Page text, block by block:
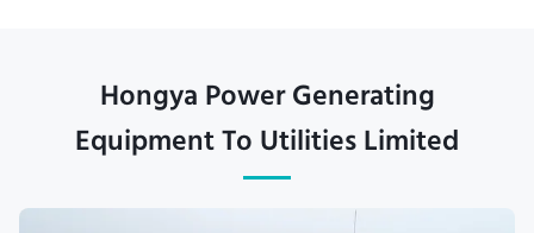
Hongya Power Generating
Equipment To Utilities Limited